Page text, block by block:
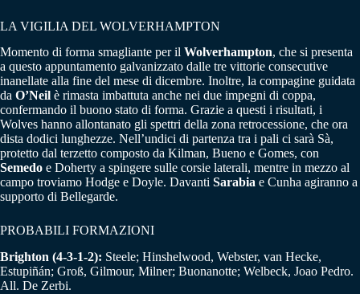
LA VIGILIA DEL WOLVERHAMPTON
Momento di forma smagliante per il Wolverhampton, che si presenta
a questo appuntamento galvanizzato dalle tre vittorie consecutive
inanellate alla fine del mese di dicembre. Inoltre, la compagine guidata
da O’Neil è rimasta imbattuta anche nei due impegni di coppa,
confermando il buono stato di forma. Grazie a questi i risultati, i
Wolves hanno allontanato gli spettri della zona retrocessione, che ora
dista dodici lunghezze. Nell’undici di partenza tra i pali ci sarà Sà,
protetto dal terzetto composto da Kilman, Bueno e Gomes, con
Semedo e Doherty a spingere sulle corsie laterali, mentre in mezzo al
campo troviamo Hodge e Doyle. Davanti Sarabia e Cunha agiranno a
supporto di Bellegarde.
PROBABILI FORMAZIONI
Brighton (4-3-1-2): Steele; Hinshelwood, Webster, van Hecke,
Estupiñán; Groß, Gilmour, Milner; Buonanotte; Welbeck, Joao Pedro.
All. De Zerbi.